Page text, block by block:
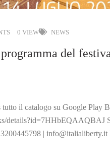
0 VIEW NEWS
del
il catalogo su Google Play
| info@italialiberty.it